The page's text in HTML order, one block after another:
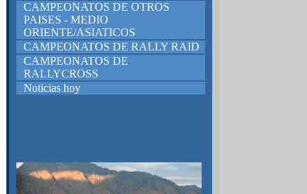
CAMPEONATOS DE OTROS
PAISES - MEDIO
ORIENTE/ASIATICOS
CAMPEONATOS DE RALLY RAID
CAMPEONATOS DE
RALLYCROSS
Noticias hoy